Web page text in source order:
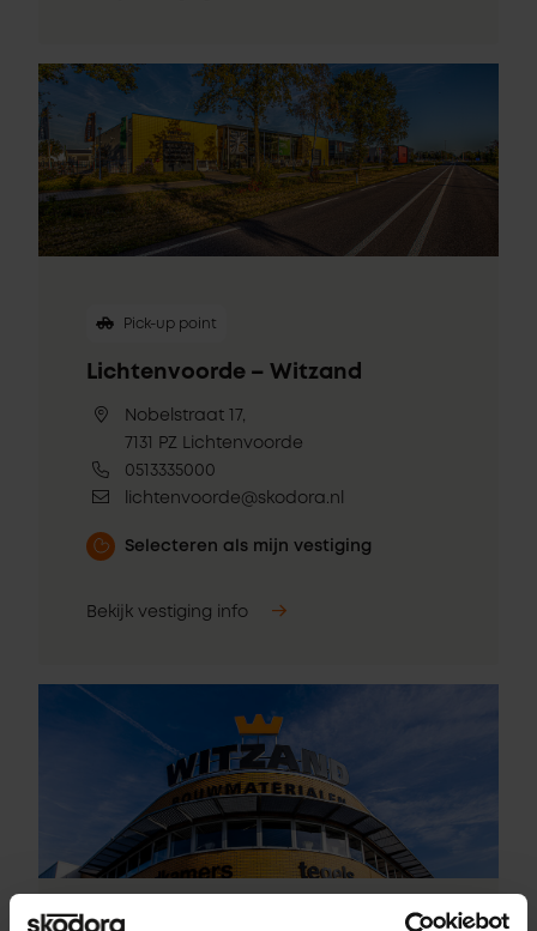
Pick-up point
Lichtenvoorde – Witzand
Nobelstraat 17,
7131 PZ Lichtenvoorde
0513335000
lichtenvoorde@skodora.nl
Selecteren als mijn vestiging
Bekijk vestiging info